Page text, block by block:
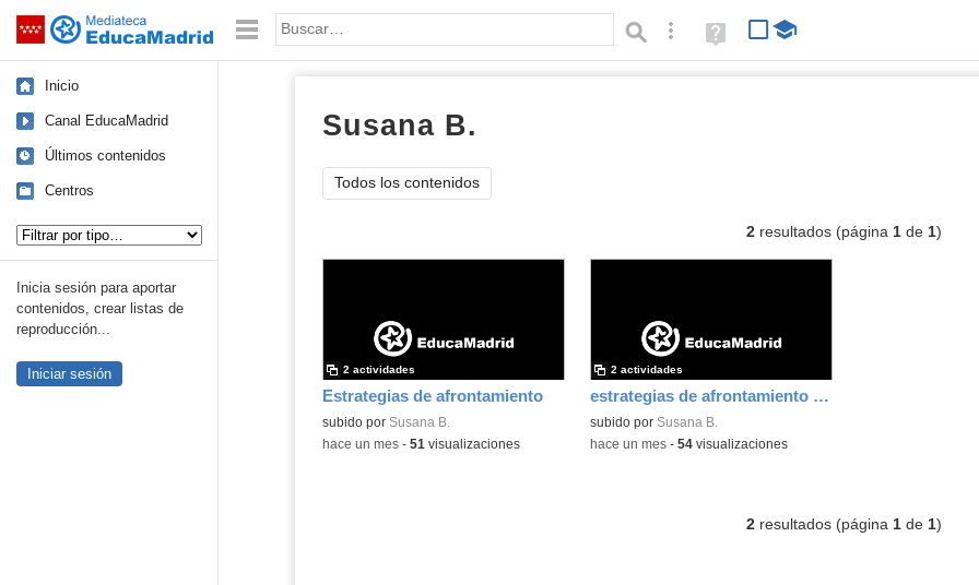
Saltar navegación Palabra o frase: Búsqueda avanzada
Ayuda
(en
Inicio
Canal EducaMadrid
Últimos contenidos
Centros
Inicia sesión para aportar
contenidos, crear listas de
reproducción...
Iniciar sesión
Susana B.
Todos los contenidos
2resultados (página 1de 1)
Estrategias de afrontamiento
subido por Susana B.
2 actividades
-hace un mes- 51 visualizaciones
estrategias de afrontamiento interactivo
subido por Susana B.
2 actividades
-hace un mes- 54visualizaciones
2resultados (página 1de 1)